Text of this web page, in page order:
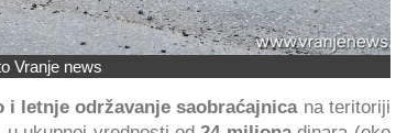
Vranje news
i letnje održavanje saobraćajnicana teritoriji